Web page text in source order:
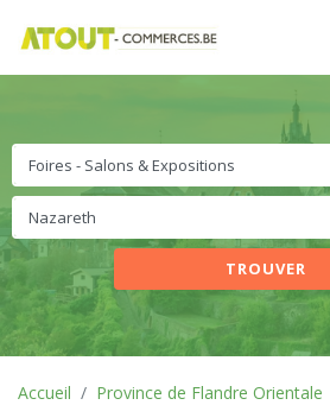
TROUVER
Accueil Province de Flandre Orientale